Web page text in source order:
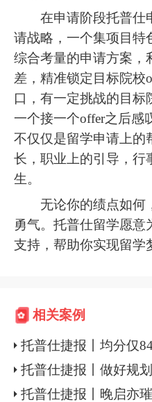
在申请阶段托普仕
请战略，一个集项目特
综合考量的申请方案，
差，精准锁定目标院校
口，有一定挑战的目标
一个接一个offer之后感
不仅仅是留学申请上的
长，职业上的引导，行
生。
无论你的绩点如何
勇气。托普仕留学愿意
支持，帮助你实现留学
相关案例
托普仕捷报丨均分仅